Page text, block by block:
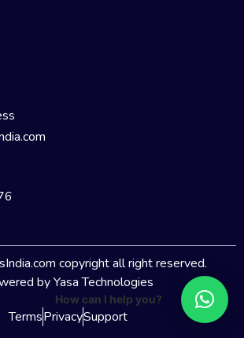
copyright all right reserved.
by Yasa Technologies
TermsPrivacySupport
How can I help you?